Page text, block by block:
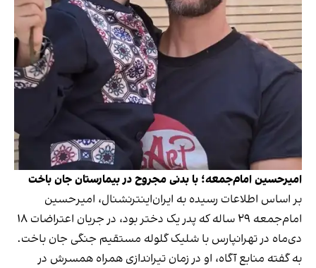
امیرحسین امام‌جمعه؛ با بدنی مجروح در بیمارستان جان باخت
بر اساس اطلاعات رسیده به ایران‌اینترنشنال، امیرحسین
امام‌جمعه ۲۹ ساله که پدر یک دختر بود، در جریان اعتراضات ۱۸
دی‌ماه در تهرانپارس با شلیک گلوله مستقیم جنگی جان باخت.
به گفته منابع آگاه، او در زمان تیراندازی همراه همسرش در